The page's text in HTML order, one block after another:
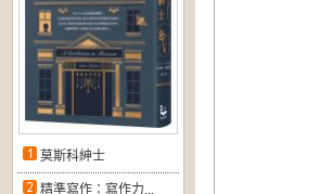
莫斯科紳士
精準寫作：寫作力...